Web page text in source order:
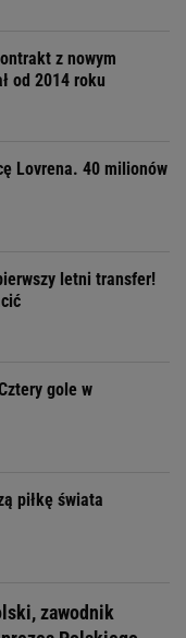
z nowym
od 2014 roku
Lovrena. 40 milionów
letni transfer!
gole w
piłkę świata
zawodnik